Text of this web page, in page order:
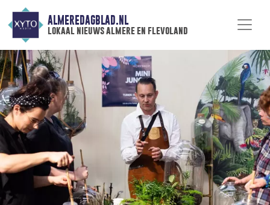
ALMEREDAGBLAD.NL
lokaal nieuws almere en flevoland